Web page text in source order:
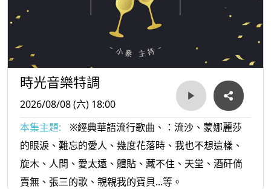
時光音樂特調
2026/08/08 (六) 18:00
本集主題:
※經典華語流行歌曲、：流沙、蒙娜麗莎
的眼淚、難忘的愛人、幾度花落時、我也不想這樣、
旋木、人間、愛太遠、體貼、藏不住、天堂、酒矸倘
賣無、張三的歌、親親我的寶貝...等。